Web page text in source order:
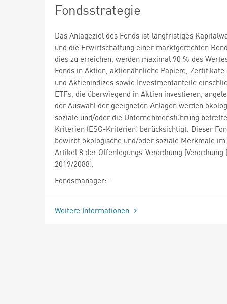
Fondsstrategie
Das Anlageziel des Fonds ist langfristiges
und die Erwirtschaftung einer marktgerechten
dies zu erreichen, werden maximal 90 % des
Fonds in Aktien, aktienähnliche Papiere,
und Aktienindizes sowie Investmentanteile
ETFs, die überwiegend in Aktien investieren,
der Auswahl der geeigneten Anlagen werden
soziale und/oder die Unternehmensführung
Kriterien (ESG-Kriterien) berücksichtigt. Dieser
bewirbt ökologische und/oder soziale Merkmale im
Artikel 8 der Offenlegungs-Verordnung (Verordnung
2019/2088).
Fondsmanager: -
Weitere Informationen